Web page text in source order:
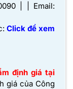
| | Email:
Click để xem
định giá tại
giá của Công